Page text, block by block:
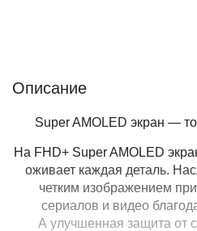
Описание
Super AMOLED экран —
На FHD+ Super AMOLED
оживает каждая деталь.
четким изображением
сериалов и видео
А улучшенная защита от